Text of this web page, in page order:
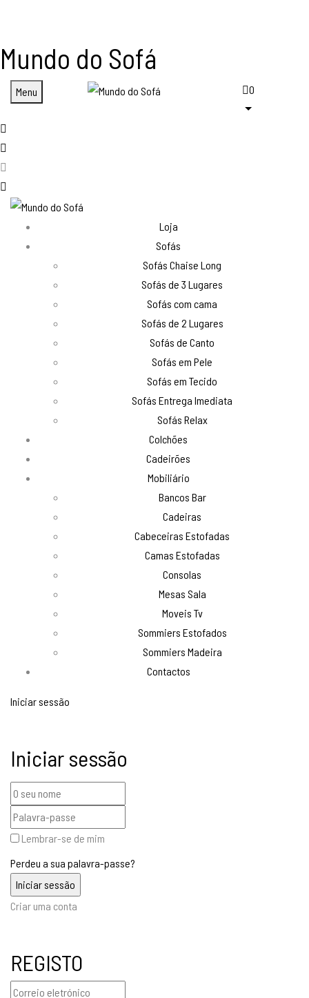
Mundo do Sofá
Menu 0
Loja
Sofás
Sofás Chaise Long
Sofás de 3 Lugares
Sofás com cama
Sofás de 2 Lugares
Sofás de Canto
Sofás em Pele
Sofás em Tecido
Sofás Entrega Imediata
Sofás Relax
Colchões
Cadeirões
Mobiliário
Bancos Bar
Cadeiras
Cabeceiras Estofadas
Camas Estofadas
Consolas
Mesas Sala
Moveis Tv
Sommiers Estofados
Sommiers Madeira
Contactos
Iniciar sessão
Iniciar sessão
Lembrar-se de mim
Perdeu a sua palavra-passe?
Criar uma conta
REGISTO